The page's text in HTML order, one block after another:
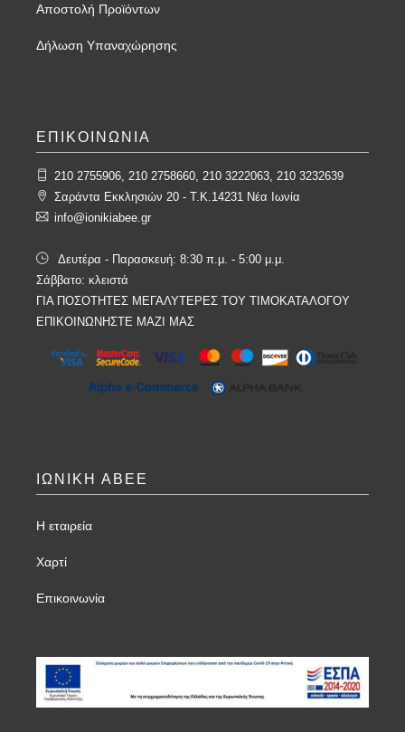
Αποστολή Προϊόντων
Δήλωση Υπαναχώρησης
ΕΠΙΚΟΙΝΩΝΙΑ
210 2755906, 210 2758660, 210 3222063, 210 3232639
Σαράντα Εκκλησιών 20 - T.K.14231 Νέα Ιωνία
info@ionikiabee.gr
Δευτέρα - Παρασκευή: 8:30 π.μ. - 5:00 μ.μ.
Σάββατο: κλειστά
ΓΙΑ ΠΟΣΟΤΗΤΕΣ ΜΕΓΑΛΥΤΕΡΕΣ ΤΟΥ ΤΙΜΟΚΑΤΑΛΟΓΟΥ
ΕΠΙΚΟΙΝΩΝΗΣΤΕ ΜΑΖΙ ΜΑΣ
ΙΩΝΙΚΗ ΑΒΕΕ
Η εταιρεία
Χαρτί
Επικοινωνία